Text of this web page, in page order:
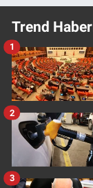
Trend
1
2
3